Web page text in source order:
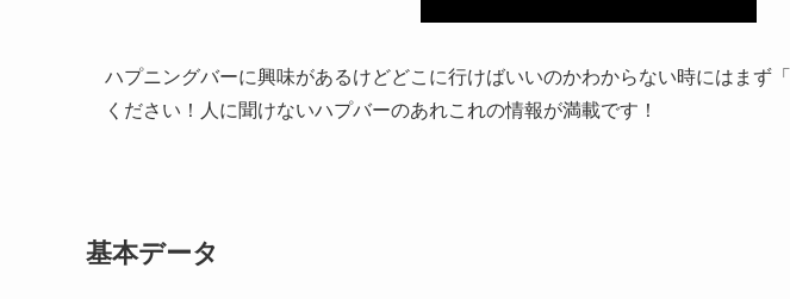
ハプニングバーに興味があるけどどこに行けばいいのかわからない時にはまず
ください！人に聞けないハプバーのあれこれの情報が満載です！
基本データ